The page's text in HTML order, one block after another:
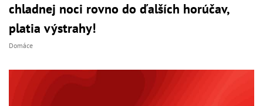
chladnej noci rovno do ďalších horúčav,
platia výstrahy!
Domáce